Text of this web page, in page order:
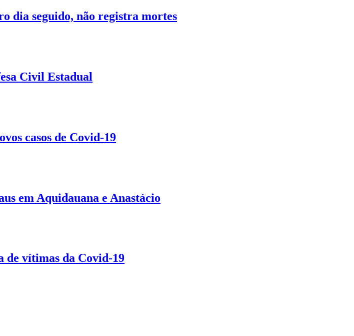
dia seguido, não registra mortes
Civil Estadual
casos de Covid-19
em Aquidauana e Anastácio
de vítimas da Covid-19